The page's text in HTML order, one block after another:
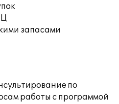
запасами
по
работы с программой